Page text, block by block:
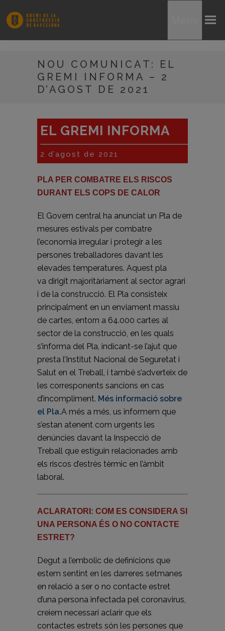
NOU COMUNICAT: EL
GREMI INFORMA – 2
D’AGOST DE 2021
EL GREMI INFORMA
2 d’agost de 2021
PLA PER COMBATRE ELS RISCOS
DURANT ELS COPS DE CALOR
El Govern central ha anunciat un Pla de
mesures estivals per combatre
l’economia irregular i protegir a les
persones treballadores davant les
elevades temperatures. Aquest pla
va dirigit majoritàriament al sector agrari
i de la construcció. El Pla consisteix
principalment en un enviament massiu
de cartes, entorn a 64.000 cartes al
sector de la construcció, en les quals
s’informa del Pla, indicant-se l’ajut que
presta l’Institut Nacional de Seguretat i
Salut en el Treball, i també s’adverteix de
les corresponents sancions en cas
d’incompliment. Més informació sobre
el Pla.A més a més, us informem que
s’estan atenent com urgents les
denúncies davant la Inspecció de
Treball que estiguin relacionades amb
els riscos d’estrès tèrmic en l’àmbit
laboral.
ACLARATORI: COM ES CONSIDERA SI
UNA PERSONA ÉS O NO CONTACTE
ESTRET?
Degut a l’embolic de definicions que
estem sentint en les darreres setmanes
en relació a ser o no contacte estret
d’una persona infectada pel coronavirus,
creiem necessari aclarir que els
contactes estrets són les persones que